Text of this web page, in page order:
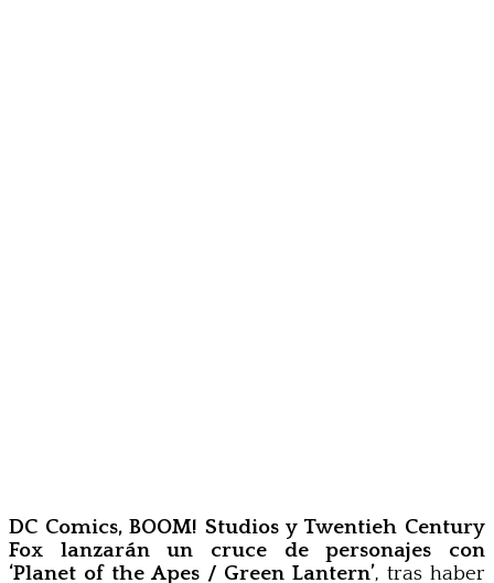
DC Comics, BOOM! Studios y Twentieh Century
Fox lanzarán un cruce de personajes con
‘Planet of the Apes / Green Lantern’, tras haber